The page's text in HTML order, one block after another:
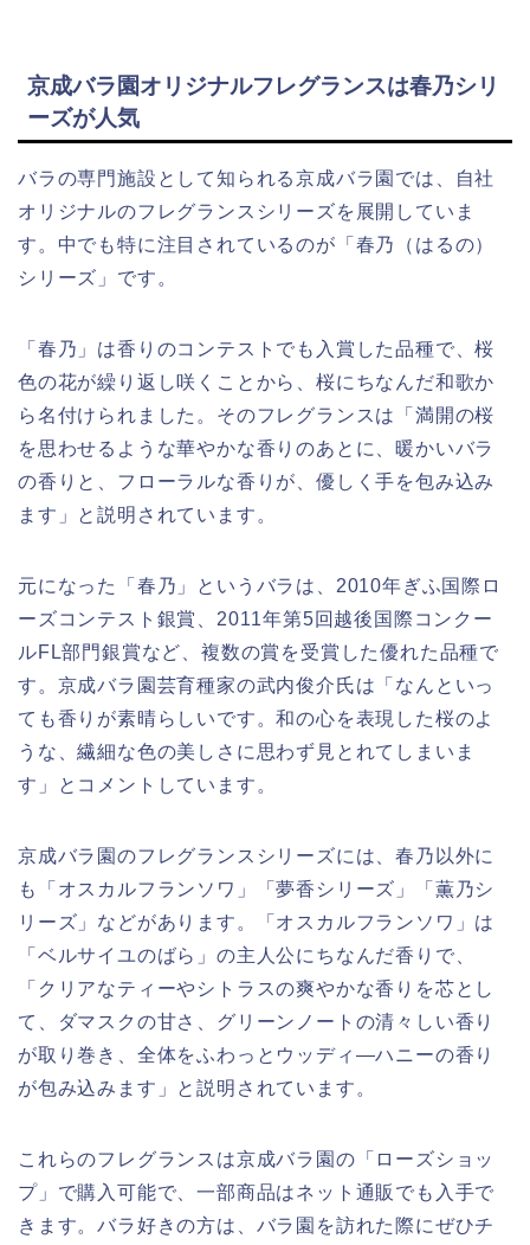
京成バラ園オリジナルフレグランスは春乃シリ
ーズが人気
バラの専門施設として知られる京成バラ園では、自社
オリジナルのフレグランスシリーズを展開していま
す。中でも特に注目されているのが「春乃（はるの）
シリーズ」です。
「春乃」は香りのコンテストでも入賞した品種で、桜
色の花が繰り返し咲くことから、桜にちなんだ和歌か
ら名付けられました。そのフレグランスは「満開の桜
を思わせるような華やかな香りのあとに、暖かいバラ
の香りと、フローラルな香りが、優しく手を包み込み
ます」と説明されています。
元になった「春乃」というバラは、2010年ぎふ国際ロ
ーズコンテスト銀賞、2011年第5回越後国際コンクー
ルFL部門銀賞など、複数の賞を受賞した優れた品種で
す。京成バラ園芸育種家の武内俊介氏は「なんといっ
ても香りが素晴らしいです。和の心を表現した桜のよ
うな、繊細な色の美しさに思わず見とれてしまいま
す」とコメントしています。
京成バラ園のフレグランスシリーズには、春乃以外に
も「オスカルフランソワ」「夢香シリーズ」「薫乃シ
リーズ」などがあります。「オスカルフランソワ」は
「ベルサイユのばら」の主人公にちなんだ香りで、
「クリアなティーやシトラスの爽やかな香りを芯とし
て、ダマスクの甘さ、グリーンノートの清々しい香り
が取り巻き、全体をふわっとウッディ―ハニーの香り
が包み込みます」と説明されています。
これらのフレグランスは京成バラ園の「ローズショッ
プ」で購入可能で、一部商品はネット通販でも入手で
きます。バラ好きの方は、バラ園を訪れた際にぜひチ